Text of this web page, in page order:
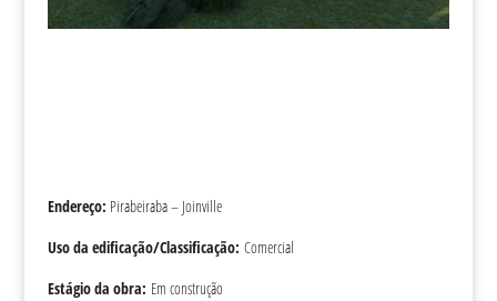
Endereço: Pirabeiraba – Joinville
Uso da edificação/Classificação: Comercial
Estágio da obra: Em construção